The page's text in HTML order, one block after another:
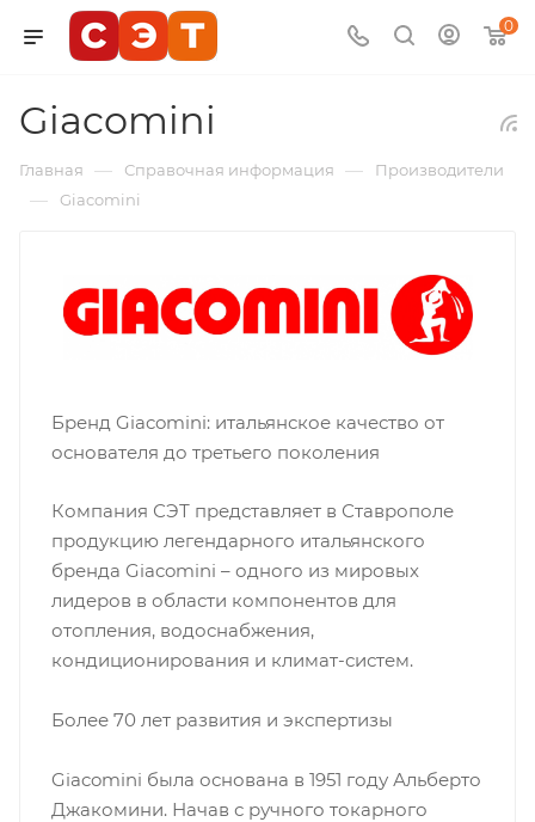
0
Giacomini
Главная — Справочная информация — Производители
— Giacomini
Бренд Giacomini: итальянское качество от
основателя до третьего поколения
Компания СЭТ представляет в Ставрополе
продукцию легендарного итальянского
бренда Giacomini – одного из мировых
лидеров в области компонентов для
отопления, водоснабжения,
кондиционирования и климат-систем.
Более 70 лет развития и экспертизы
Giacomini была основана в 1951 году Альберто
Джакомини. Начав с ручного токарного